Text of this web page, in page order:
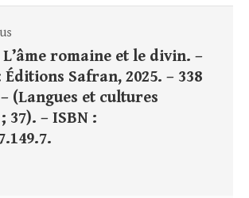
romaine et le divin. –
Safran, 2025. – 338
(Langues et cultures
37). – ISBN :